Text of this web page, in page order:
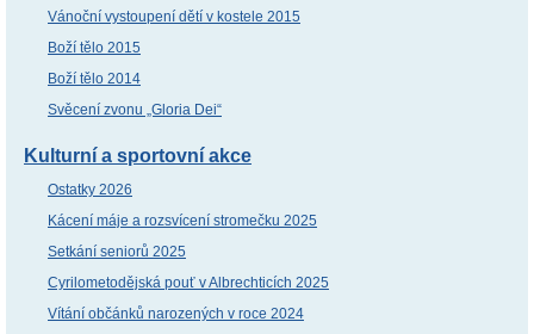
Vánoční vystoupení dětí v kostele 2015
Boží tělo 2015
Boží tělo 2014
Svěcení zvonu „Gloria Dei“
Kulturní a sportovní akce
Ostatky 2026
Kácení máje a rozsvícení stromečku 2025
Setkání seniorů 2025
Cyrilometodějská pouť v Albrechticích 2025
Vítání občánků narozených v roce 2024